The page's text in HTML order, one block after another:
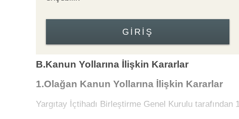
GIRIŞ
B.Kanun Yollarına İlişkin Kararlar
1.Olağan Kanun Yollarına İlişkin Kararlar
Yargıtay İçtihadı Birleştirme Genel Kurulu